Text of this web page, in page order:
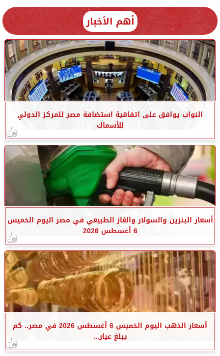
أهم الأخبار
النواب يوافق على اتفاقية استضافة مصر للمركز الدولي
للأسماك
أسعار البنزين والسولار والغاز الطبيعي في مصر اليوم الخميس
6 أغسطس 2026
أسعار الذهب اليوم الخميس 6 أغسطس 2026 في مصر.. كم
يبلغ عيار...